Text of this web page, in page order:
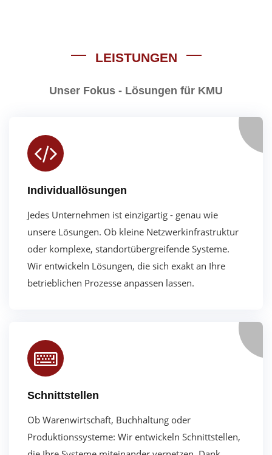
LEISTUNGEN
Unser Fokus - Lösungen für KMU
Individuallösungen
Jedes Unternehmen ist einzigartig - genau wie
unsere Lösungen. Ob kleine Netzwerkinfrastruktur
oder komplexe, standortübergreifende Systeme.
Wir entwickeln Lösungen, die sich exakt an Ihre
betrieblichen Prozesse anpassen lassen.
Schnittstellen
Ob Warenwirtschaft, Buchhaltung oder
Produktionssysteme: Wir entwickeln Schnittstellen,